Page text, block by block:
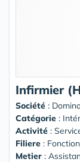
Infirmier
Société :
Catégorie :
Activité :
Filiere :
Metier :